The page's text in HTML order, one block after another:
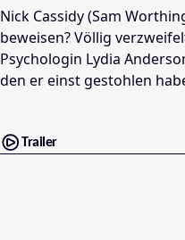
Nick Cassidy (Sam
beweisen? Völlig
Psychologin Lydia
den er einst gestohlen
Trailer